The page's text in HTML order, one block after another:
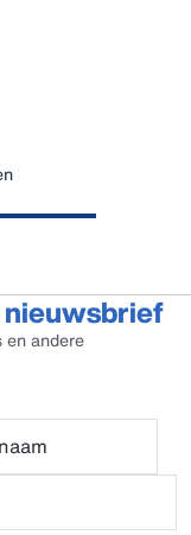
en andere